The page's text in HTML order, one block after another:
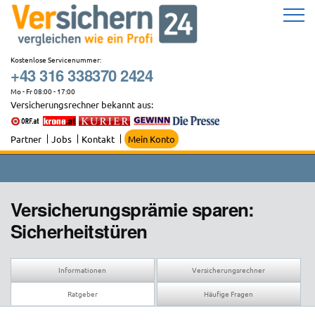
Zum
Inhalt
springen
Kostenlose Servicenummer:
+43 316 338370 2424
Mo - Fr 08:00 - 17:00
Versicherungsrechner bekannt aus:
Partner Jobs Kontakt Mein Konto
Versicherungsprämie sparen:
Sicherheitstüren
Informationen Versicherungsrechner
Ratgeber Häufige Fragen